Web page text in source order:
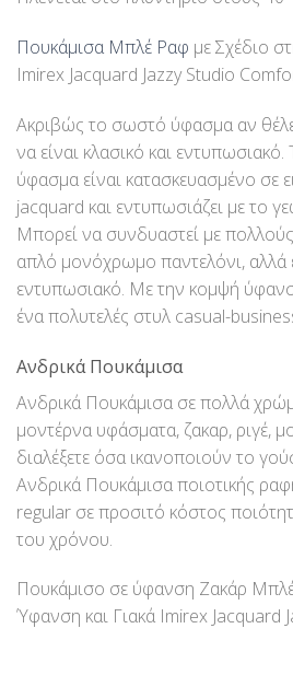
Πουκάμισα Μπλέ Ραφ με Σχέδιο
Imirex Jacquard Jazzy Studio
Ακριβώς το σωστό ύφασμα αν
να είναι κλασικό και
ύφασμα είναι κατασκευασμένο σε
jacquard και εντυπωσιάζει με το
Μπορεί να συνδυαστεί με
απλό μονόχρωμο παντελόνι, αλλά
εντυπωσιακό. Με την κομψή
ένα πολυτελές στυλ casual-
Ανδρικά Πουκάμισα
Ανδρικά Πουκάμισα σε πολλά
μοντέρνα υφάσματα, ζακαρ, ριγέ,
διαλέξετε όσα ικανοποιούν το
Ανδρικά Πουκάμισα ποιοτικής
regular σε προσιτό κόστος
του χρόνου.
Πουκάμισο σε ύφανση Ζακάρ
Ύφανση και Γιακά Imirex Jacquard